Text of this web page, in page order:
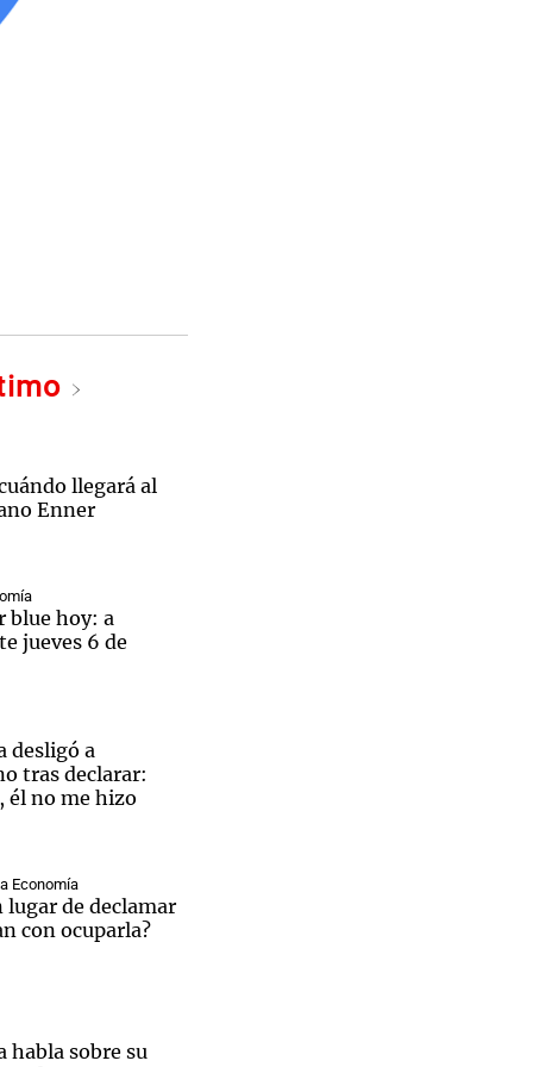
llegará al
Enner
blue hoy: a
jueves 6 de
desligó a
tras declarar:
él no me hizo
Economía
lugar de declamar
con ocuparla?
habla sobre su